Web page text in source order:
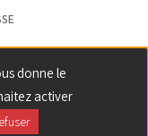
donne le
activer